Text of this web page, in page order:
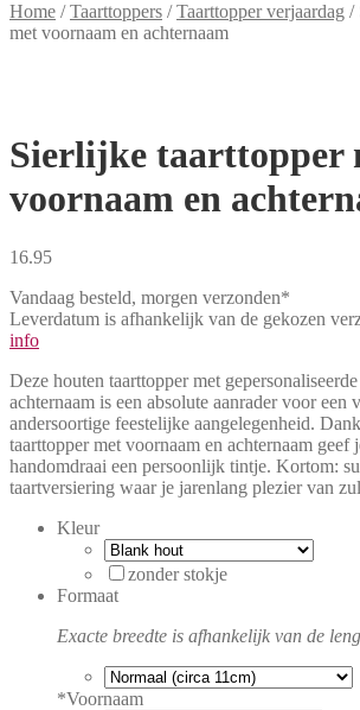
Home /Taarttoppers /Taarttopper verjaardag /
met voornaam en achternaam
Sierlijke taarttopper
voornaam en
16.95
Vandaag besteld, morgen verzonden*
Leverdatum is afhankelijk van de gekozen
info
Deze houten taarttopper met
achternaam is een absolute aanrader voor een
andersoortige feestelijke aangelegenheid.
taarttopper met voornaam en achternaam geef
handomdraai een persoonlijk tintje. Kortom:
taartversiering waar je jarenlang plezier van
Kleur
zonder stokje
Formaat
Exacte breedte is afhankelijk van de
*Voornaam